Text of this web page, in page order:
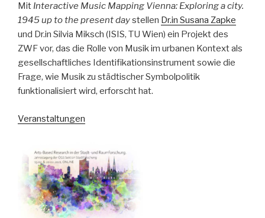
Mit Interactive Music Mapping Vienna: Exploring a city.
1945 up to the present daystellen Dr.in Susana Zapke
und Dr.in Silvia Miksch (ISIS, TU Wien) ein Projekt des
ZWF vor, das die Rolle von Musik im urbanen Kontext als
gesellschaftliches Identifikationsinstrument sowie die
Frage, wie Musik zu städtischer Symbolpolitik
funktionalisiert wird, erforscht hat.
Veranstaltungen